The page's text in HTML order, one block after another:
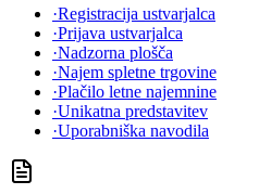
·Registracija ustvarjalca
·Prijava ustvarjalca
·Nadzorna plošča
·Najem spletne trgovine
·Plačilo letne najemnine
·Unikatna predstavitev
·Uporabniška navodila